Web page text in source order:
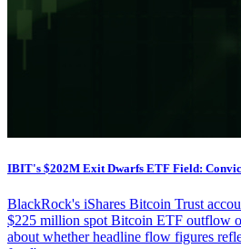
IBIT's $202M Exit Dwarfs ETF Field:
BlackRock's iShares Bitcoin Trust
$225 million spot Bitcoin ETF outflow
about whether headline flow figures